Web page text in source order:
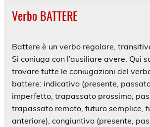
Verbo BATTERE
Battere è un verbo regolare,
Si coniuga con l’ausiliare avere. Qui
trovare tutte le coniugazioni del
battere: indicativo (presente,
imperfetto, trapassato prossimo,
trapassato remoto, futuro semplice,
anteriore), congiuntivo (presente,